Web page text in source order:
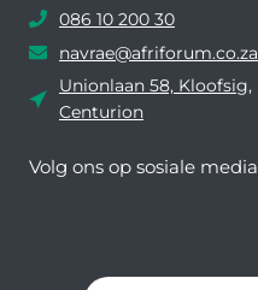
086 10 200 30
navrae@afriforum.co.za
Unionlaan 58, Kloofsig,
Centurion
Volg ons ​​op sosiale media